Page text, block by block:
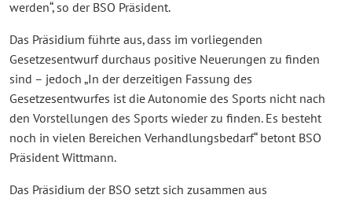
werden“, so der BSO Präsident.
Das Präsidium führte aus, dass im vorliegenden
Gesetzesentwurf durchaus positive Neuerungen zu finden
sind – jedoch „In der derzeitigen Fassung des
Gesetzesentwurfes ist die Autonomie des Sports nicht nach
den Vorstellungen des Sports wieder zu finden. Es besteht
noch in vielen Bereichen Verhandlungsbedarf“ betont BSO
Präsident Wittmann.
Das Präsidium der BSO setzt sich zusammen aus